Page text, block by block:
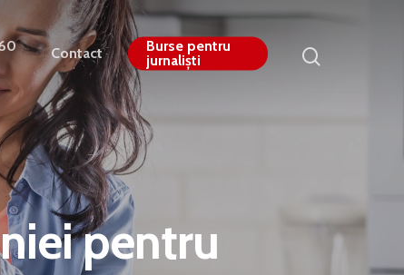
Contact
Burse pentru
jurnaliști
pentru